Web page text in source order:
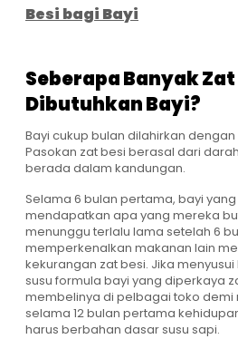
Besi bagi Bayi
Seberapa Banyak
Dibutuhkan Bayi?
Bayi cukup bulan dilahirkan
Pasokan zat besi berasal dari
berada dalam kandungan.
Selama 6 bulan pertama, bayi
mendapatkan apa yang mereka
menunggu terlalu lama setelah 6
memperkenalkan makanan lain
kekurangan zat besi. Jika
susu formula bayi yang diperkaya
membelinya di pelbagai toko demi
selama 12 bulan pertama
harus berbahan dasar susu sapi.